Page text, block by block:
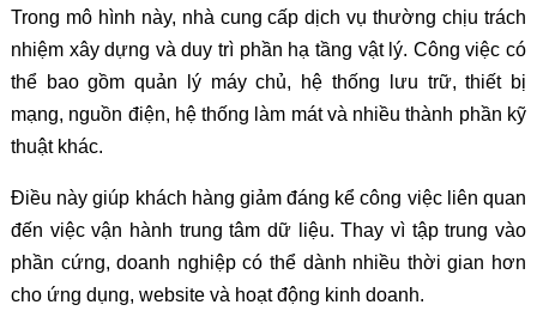
Trong mô hình này, nhà cung cấp dịch vụ thường chịu trách
nhiệm xây dựng và duy trì phần hạ tầng vật lý. Công việc có
thể bao gồm quản lý máy chủ, hệ thống lưu trữ, thiết bị
mạng, nguồn điện, hệ thống làm mát và nhiều thành phần kỹ
thuật khác.
Điều này giúp khách hàng giảm đáng kể công việc liên quan
đến việc vận hành trung tâm dữ liệu. Thay vì tập trung vào
phần cứng, doanh nghiệp có thể dành nhiều thời gian hơn
cho ứng dụng, website và hoạt động kinh doanh.